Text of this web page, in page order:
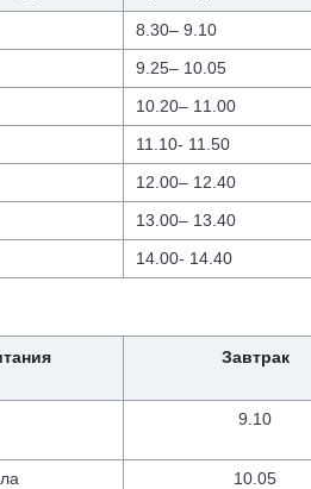
8.30– 9.10
9.25– 10.05
10.20– 11.00
11.10- 11.50
12.00– 12.40
13.00– 13.40
14.00- 14.40
Завтрак
9.10
10.05